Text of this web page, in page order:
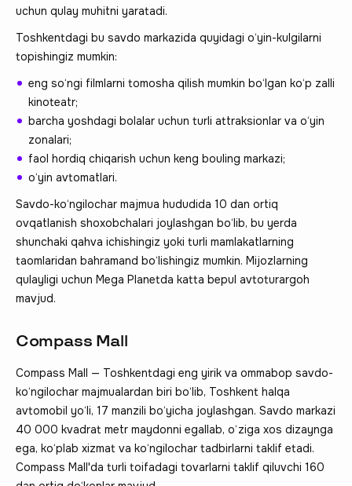
uchun qulay muhitni yaratadi.
Toshkentdagi bu savdo markazida quyidagi o‘yin-kulgilarni
topishingiz mumkin:
eng so‘ngi filmlarni tomosha qilish mumkin bo‘lgan ko‘p zalli
kinoteatr;
barcha yoshdagi bolalar uchun turli attraksionlar va o‘yin
zonalari;
faol hordiq chiqarish uchun keng bouling markazi;
o‘yin avtomatlari.
Savdo-ko‘ngilochar majmua hududida 10 dan ortiq
ovqatlanish shoxobchalari joylashgan bo‘lib, bu yerda
shunchaki qahva ichishingiz yoki turli mamlakatlarning
taomlaridan bahramand bo‘lishingiz mumkin. Mijozlarning
qulayligi uchun Mega Planetda katta bepul avtoturargoh
mavjud.
Compass Mall
Compass Mall — Toshkentdagi eng yirik va ommabop savdo-
ko‘ngilochar majmualardan biri bo‘lib, Toshkent halqa
avtomobil yo‘li, 17 manzili bo‘yicha joylashgan. Savdo markazi
40 000 kvadrat metr maydonni egallab, o‘ziga xos dizaynga
ega, ko‘plab xizmat va ko‘ngilochar tadbirlarni taklif etadi.
Compass Mall'da turli toifadagi tovarlarni taklif qiluvchi 160